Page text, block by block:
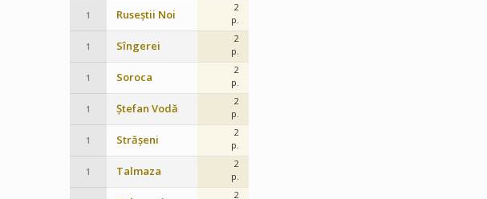
1 Ruseștii Noi
2
p.
1 Sîngerei
2
p.
1 Soroca
2
p.
1 Ștefan Vodă
2
p.
1 Strășeni
2
p.
1 Talmaza
2
p.
2